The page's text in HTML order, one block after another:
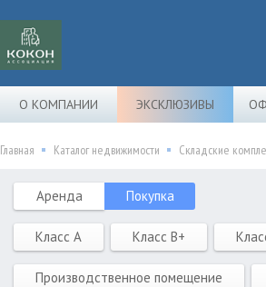
О КОМПАНИИ ЭКСКЛЮЗИВЫ
Главная Каталог недвижимости Складские
Аренда Покупка
Класс A Класс B+
Производственное помещение